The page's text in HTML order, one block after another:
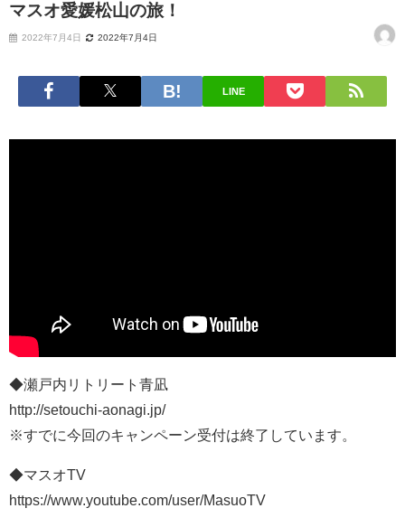
マスオ愛媛松山の旅！
2022年7月4日 2022年7月4日
LINE
◆瀬戸内リトリート青凪
http://setouchi-aonagi.jp/
※すでに今回のキャンペーン受付は終了しています。
◆マスオTV
https://www.youtube.com/user/MasuoTV